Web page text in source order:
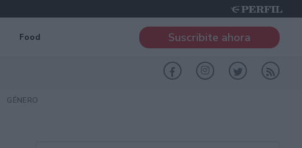
Food Suscribite ahora
GÉNERO